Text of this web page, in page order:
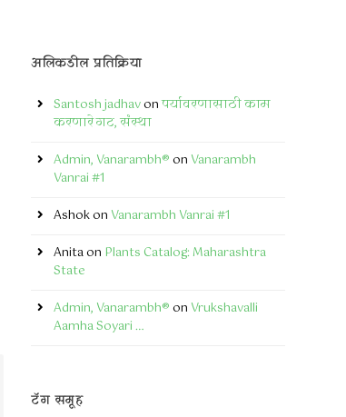
अलिकडील प्रतिक्रिया
Santosh jadhavonपर्यावरणासाठी काम
करणारे गट, संस्था
Admin, Vanarambh®on Vanarambh
Vanrai #1
Ashokon Vanarambh Vanrai #1
Anitaon Plants Catalog: Maharashtra
State
Admin, Vanarambh®on Vrukshavalli
Aamha Soyari …
टॅग समूह